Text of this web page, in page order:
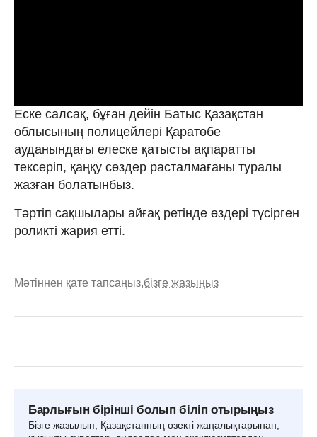
Еске салсақ, бұған дейін Батыс Қазақстан
облысының полицейлері Қаратөбе
ауданындағы елеске қатысты ақпаратты
тексеріп, қаңқу сөздер расталмағаны туралы
жазған болатынбыз.
Тәртіп сақшылары айғақ ретінде өздері түсірген
роликті жария етті.
Мәтіннен қате тапсаңыз,бізге жазыңыз
Барлығын бірінші болып біліп отырыңыз
Бізге жазылып, Қазақстанның өзекті жаңалықтарынан,